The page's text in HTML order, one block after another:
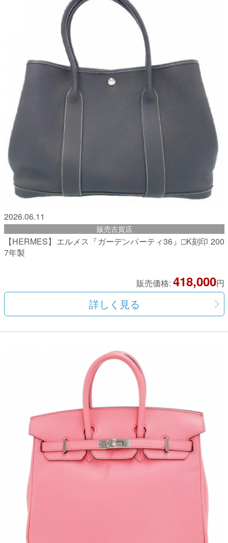
2026.06.11
販売古賀店
【HERMES】エルメス『ガーデンパーティ36』□K刻印 200
7年製
販売価格: 418,000円
詳しく見る